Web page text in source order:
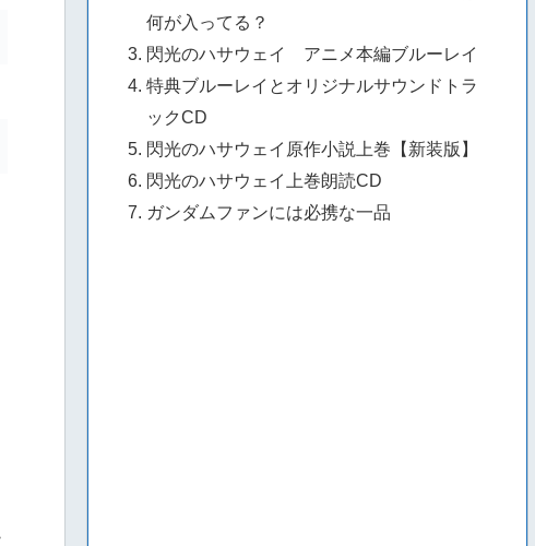
何が入ってる？
閃光のハサウェイ アニメ本編ブルーレイ
特典ブルーレイとオリジナルサウンドトラ
ックCD
閃光のハサウェイ原作小説上巻【新装版】
閃光のハサウェイ上巻朗読CD
ガンダムファンには必携な一品